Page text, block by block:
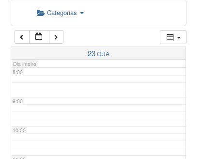
Categorias
23QUA
Dia inteiro
7:00
8:00
9:00
10:00